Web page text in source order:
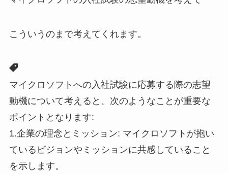
こういうのまで考えてくれます。
マイクロソフトへの入社試験に応募する際の志望
動機について考えると、次のようなことが重要な
ポイントとなります:
1.企業の理念とミッション: マイクロソフトが抱い
ているビジョンやミッションに共感していること
を示します。